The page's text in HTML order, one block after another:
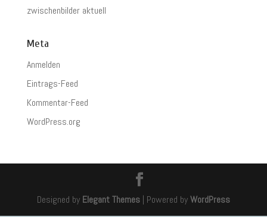
zwischenbilder aktuell
Meta
Anmelden
Eintrags-Feed
Kommentar-Feed
WordPress.org
Designed by Elegant Themes| Powered byWordPress